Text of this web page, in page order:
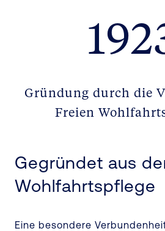
Gründung durch die
Freien
Gegründet aus
Wohlfahrtspflege
Eine besondere